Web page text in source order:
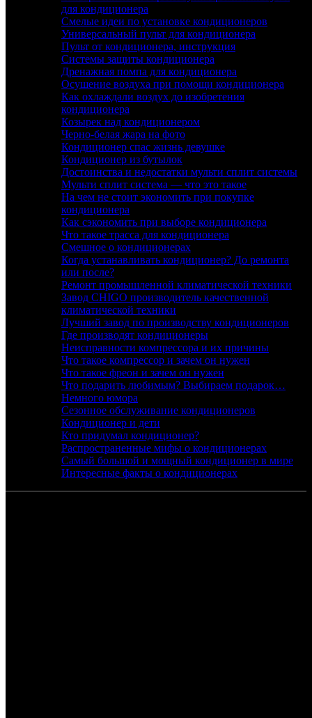
для кондиционера
Смелые идеи по установке кондиционеров
Универсальный пульт для кондиционера
Пульт от кондиционера, инструкция
Системы защиты кондиционера
Дренажная помпа для кондиционера
Осушение воздуха при помощи кондиционера
Как охлаждали воздух до изобретения
кондиционера
Козырек над кондиционером
Черно-белая жара на фото
Кондиционер спас жизнь девушке
Кондиционер из бутылок
Достоинства и недостатки мульти сплит системы
Мульти сплит система — что это такое
На чем не стоит экономить при покупке
кондиционера
Как сэкономить при выборе кондиционера
Что такое трасса для кондиционера
Смешное о кондиционерах
Когда устанавливать кондиционер? До ремонта
или после?
Ремонт промышленной климатической техники
Завод CHIGO производитель качественной
климатической техники
Лучший завод по производству кондиционеров
Где производят кондиционеры
Неисправности компрессора и их причины
Что такое компрессор и зачем он нужен
Что такое фреон и зачем он нужен
Что подарить любимым? Выбираем подарок…
Немного юмора
Сезонное обслуживание кондиционеров
Кондиционер и дети
Кто придумал кондиционер?
Распространенные мифы о кондиционерах
Самый большой и мощный кондиционер в мире
Интересные факты о кондиционерах